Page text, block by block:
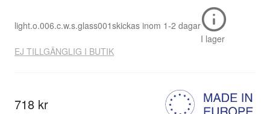
light.o.006.c.w.s.glass001skickas inom 1-2 dagar
I lager
EJ TILLGÄNGLIG I BUTIK
718 kr